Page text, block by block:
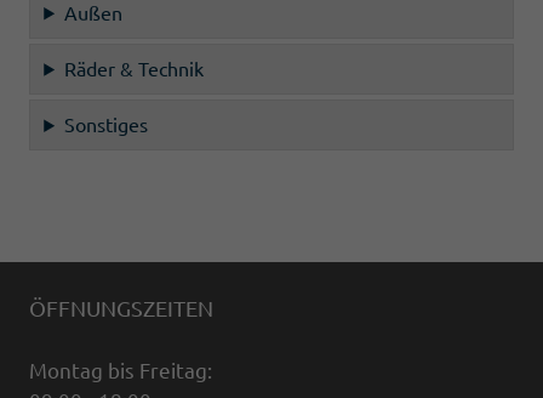
Außen
Räder & Technik
Sonstiges
ÖFFNUNGSZEITEN
Montag bis Freitag: